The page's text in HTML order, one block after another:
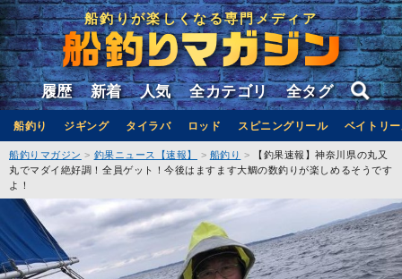
船釣りが楽しくなる専門メディア
履歴 新着 人気 全カテゴリ 全タグ
船釣り ジギング タイラバ ロッド スピニングリール ベイトリ
船釣りマガジン 釣果ニュース【速報】 船釣り
【釣果速報】神奈川県の丸又
丸でマダイ絶好調！全員ゲット！今後はますます大鯛の数釣りが楽しめるそうです
よ！